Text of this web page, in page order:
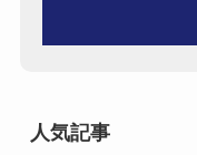
人気記事